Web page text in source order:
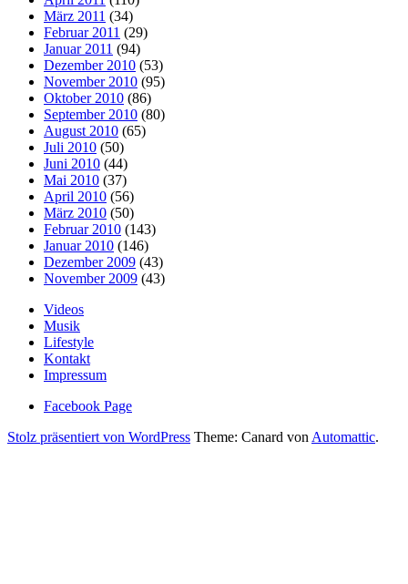
März 2011 (34)
Februar 2011 (29)
Januar 2011 (94)
Dezember 2010 (53)
November 2010 (95)
Oktober 2010 (86)
September 2010 (80)
August 2010 (65)
Juli 2010 (50)
Juni 2010 (44)
Mai 2010 (37)
April 2010 (56)
März 2010 (50)
Februar 2010 (143)
Januar 2010 (146)
Dezember 2009 (43)
November 2009 (43)
Videos
Musik
Lifestyle
Kontakt
Impressum
Facebook Page
Stolz präsentiert von WordPress Theme: Canard von Automattic.